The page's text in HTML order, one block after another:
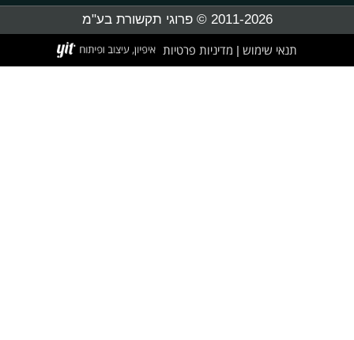
2011-2026 © פרוגי תקשורת בע"מ
תנאי שימוש מדיניות פרטיות